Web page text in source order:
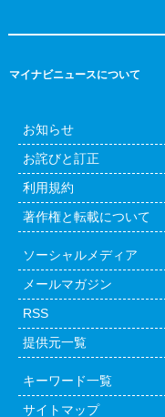
マイナビニュースについて
お知らせ
お詫びと訂正
利用規約
著作権と転載について
ソーシャルメディア
メールマガジン
RSS
提供元一覧
キーワード一覧
サイトマップ